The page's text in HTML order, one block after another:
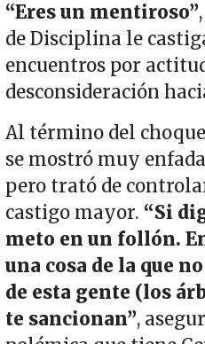
“Eres un mentiroso”
de Disciplina le
encuentros por
desconsideración
Al término del
se mostró muy
pero trató de
castigo mayor. “Si
meto en un follón.
una cosa de la que
de esta gente (los
te sancionan”,